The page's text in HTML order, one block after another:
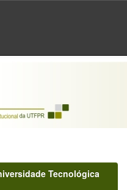
Tecnológica